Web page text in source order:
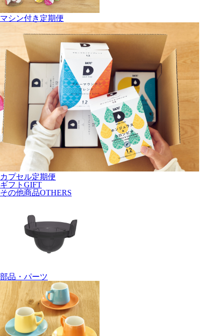
マシン付き定期便
カプセル定期便
ギフト GIFT
その他商品OTHERS
部品・パーツ